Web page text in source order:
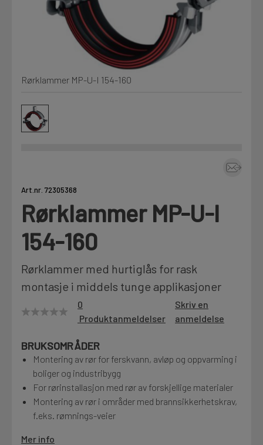
Kjemi, vindsperre og branntetting
Installasjon
Fag
Motek
Kontakt og åpningstider
Kontakt
Fra rådgivning til sporing av ordre
Mine henvendelser
Prislister
Firmainformasjon
LOGG UT
Rørklammer MP-U-I 154-160
Art.nr. 72305368
Rørklammer MP-U-I
154-160
Rørklammer med hurtiglås for rask
montasje i middels tunge applikasjoner
0
Produktanmeldelser
Skriv en
anmeldelse
BRUKSOMRÅDER
Montering av rør for ferskvann, avløp og oppvarming i
boliger og industribygg
For rørinstallasjon med rør av forskjellige materialer
Montering av rør i områder med brannsikkerhetskrav,
f.eks. rømnings-veier
Mer info